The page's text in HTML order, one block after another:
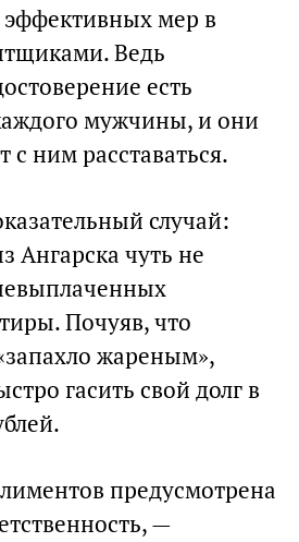
мер в
Ведь
есть
мужчины, и они
с ним расставаться.
случай:
Ангарска чуть не
Почуяв, что
жареным»,
гасить свой долг в
предусмотрена
—